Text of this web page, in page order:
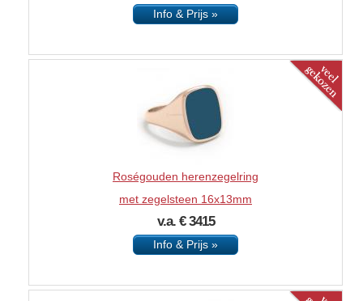
Info & Prijs »
Roségouden herenzegelring
met zegelsteen 16x13mm
v.a. € 3415
Info & Prijs »